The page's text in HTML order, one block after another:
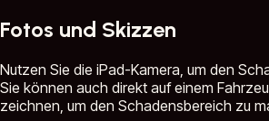
Fotos und Skizzen
Nutzen Sie die iPad-Kamera, um den
Sie können auch direkt auf einem
zeichnen, um den Schadensbereich zu